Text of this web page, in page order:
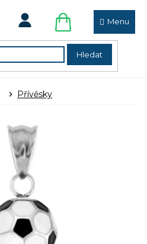
Hledat
NÁKUPNÍ
KOŠÍK
Přívěsky